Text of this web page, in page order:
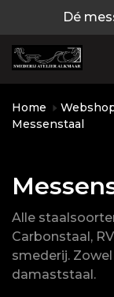
Dé
Home
Messenstaal
Alle
Carbonstaal,
smederij.
damaststaal.